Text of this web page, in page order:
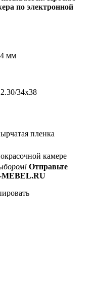
по электронной
мм
34x38
пленка
камере
Отправьте
MEBEL.RU